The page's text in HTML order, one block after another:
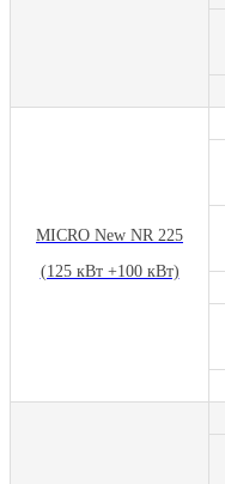
MICRO New NR 225
(125 кВт +100 кВт)